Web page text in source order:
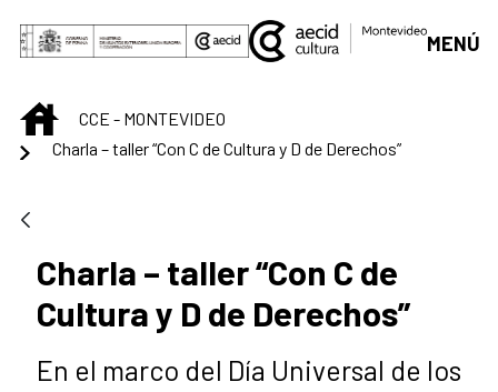
Skip to Main Content
MENÚ
INICIOCCE - MONTEVIDEO
Charla – taller “Con C de Cultura y D de Derechos”
Charla – taller “Con C de
Cultura y D de Derechos”
En el marco del Día Universal de los